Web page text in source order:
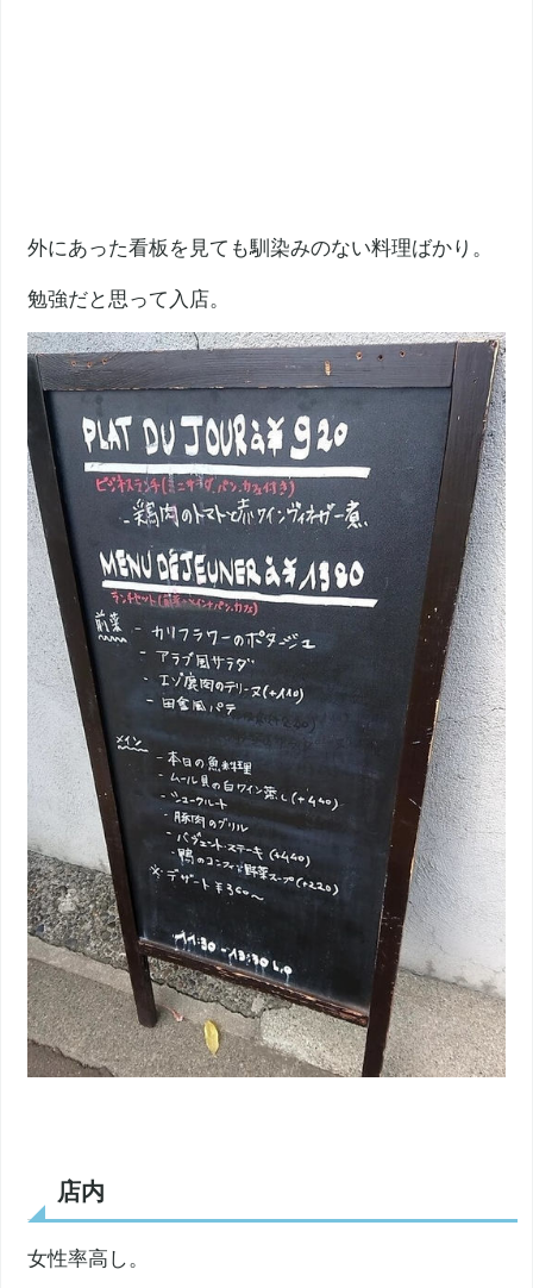
外にあった看板を見ても馴染みのない料理ばかり。
勉強だと思って入店。
店内
女性率高し。